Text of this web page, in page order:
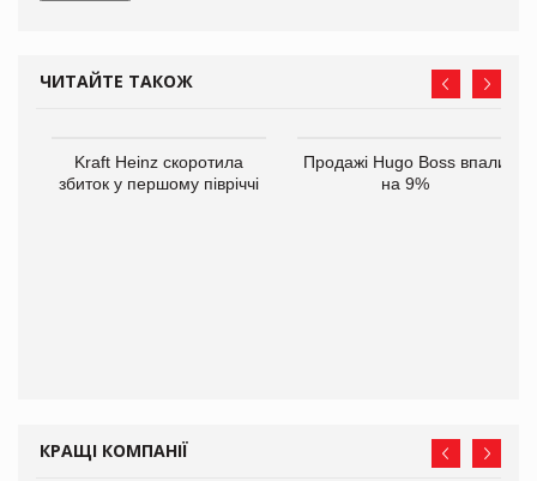
ЧИТАЙТЕ ТАКОЖ
Kraft Heinz скоротила
збиток у першому півріччі
Продажі Hugo Boss впали
на 9%
КРАЩІ КОМПАНІЇ